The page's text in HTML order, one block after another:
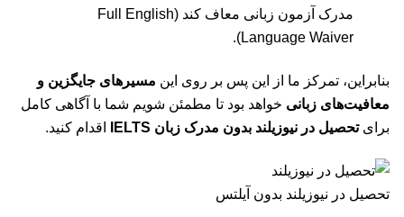
مدرک آزمون زبانی معاف کند (Full English
Language Waiver).
بنابراین، تمرکز ما از این پس بر روی این مسیرهای جایگزین و
معافیت‌های زبانی خواهد بود تا مطمئن شویم شما با آگاهی کامل
برایتحصیل در نیوزیلند بدون مدرک زبان IELTS اقدام کنید.
تحصیل در نیوزیلند بدون آیلتس